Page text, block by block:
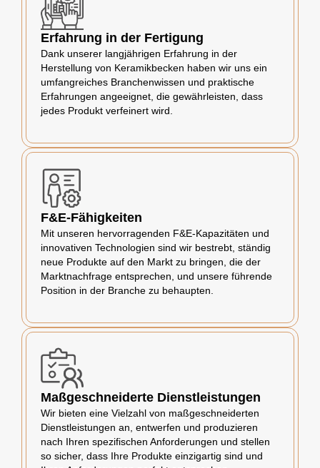
Erfahrung in der Fertigung
Dank unserer langjährigen Erfahrung in der
Herstellung von Keramikbecken haben wir uns ein
umfangreiches Branchenwissen und praktische
Erfahrungen angeeignet, die gewährleisten, dass
jedes Produkt verfeinert wird.
F&E-Fähigkeiten
Mit unseren hervorragenden F&E-Kapazitäten und
innovativen Technologien sind wir bestrebt, ständig
neue Produkte auf den Markt zu bringen, die der
Marktnachfrage entsprechen, und unsere führende
Position in der Branche zu behaupten.
Maßgeschneiderte Dienstleistungen
Wir bieten eine Vielzahl von maßgeschneiderten
Dienstleistungen an, entwerfen und produzieren
nach Ihren spezifischen Anforderungen und stellen
so sicher, dass Ihre Produkte einzigartig sind und